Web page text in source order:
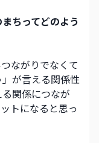
ちってどのよう
ながりでなくて
が言える関係性
関係につなが
トになると思っ